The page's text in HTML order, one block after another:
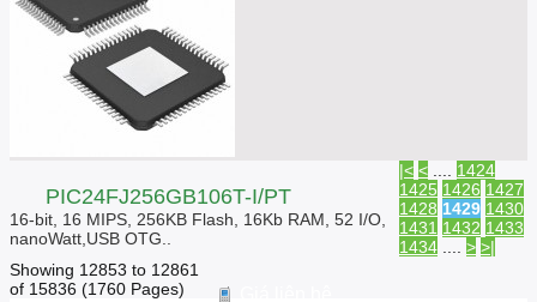
PIC24FJ256GB106T-I/PT
16-bit, 16 MIPS, 256KB Flash, 16Kb RAM, 52 I/O,
nanoWatt,USB OTG..
|< <
1424
1425 1426 1427
1428 1429 1430
1431 1432 1433
1434
> >|
Showing 12853 to 12861
of 15836 (1760 Pages)